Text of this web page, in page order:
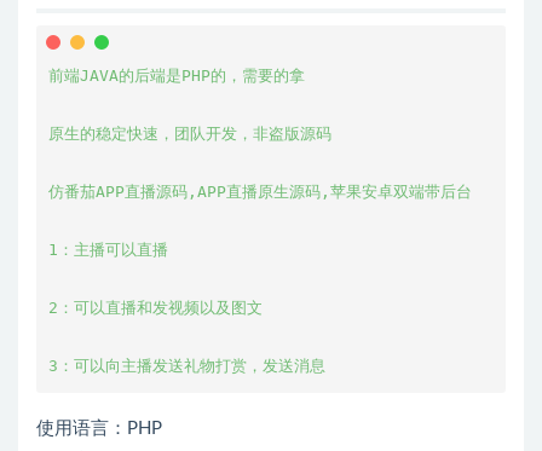
前端JAVA的后端是PHP的，需要的拿
原生的稳定快速，团队开发，非盗版源码
仿番茄APP直播源码,APP直播原生源码,苹果安卓双端带后台
1：主播可以直播
2：可以直播和发视频以及图文
3：可以向主播发送礼物打赏，发送消息
使用语言：PHP